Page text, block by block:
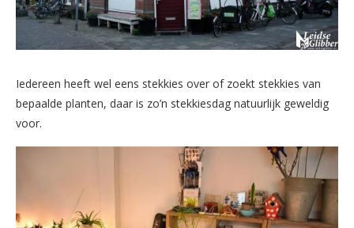
Iedereen heeft wel eens stekkies over of zoekt stekkies van
bepaalde planten, daar is zo’n stekkiesdag natuurlijk geweldig
voor.